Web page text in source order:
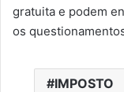
gratuita e podem
os
IMPOSTO